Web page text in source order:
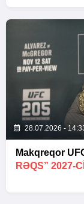
28.07.2026 -
Makqreqor
RƏQS” 2027-